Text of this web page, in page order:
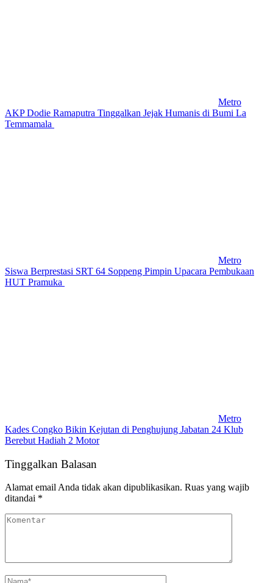
Metro
AKP Dodie Ramaputra Tinggalkan Jejak Humanis di Bumi La
Temmamala
Metro
Siswa Berprestasi SRT 64 Soppeng Pimpin Upacara Pembukaan
HUT Pramuka
Metro
Kades Congko Bikin Kejutan di Penghujung Jabatan 24 Klub
Berebut Hadiah 2 Motor
Tinggalkan Balasan
Alamat email Anda tidak akan dipublikasikan. Ruas yang wajib
ditandai *